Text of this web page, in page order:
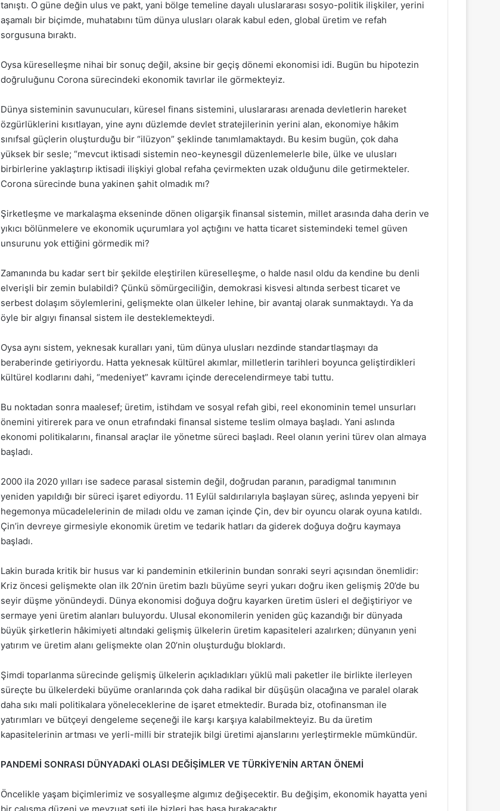
tanıştı. O güne değin ulus ve pakt, yani bölge temeline dayalı uluslararası sosyo-politik ilişkiler, yerini
aşamalı bir biçimde, muhatabını tüm dünya ulusları olarak kabul eden, global üretim ve refah
sorgusuna bıraktı.
Oysa küreselleşme nihai bir sonuç değil, aksine bir geçiş dönemi ekonomisi idi. Bugün bu hipotezin
doğruluğunu Corona sürecindeki ekonomik tavırlar ile görmekteyiz.
Dünya sisteminin savunucuları, küresel finans sistemini, uluslararası arenada devletlerin hareket
özgürlüklerini kısıtlayan, yine aynı düzlemde devlet stratejilerinin yerini alan, ekonomiye hâkim
sınıfsal güçlerin oluşturduğu bir “ilüzyon” şeklinde tanımlamaktaydı. Bu kesim bugün, çok daha
yüksek bir sesle; “mevcut iktisadi sistemin neo-keynesgil düzenlemelerle bile, ülke ve ulusları
birbirlerine yaklaştırıp iktisadi ilişkiyi global refaha çevirmekten uzak olduğunu dile getirmekteler.
Corona sürecinde buna yakinen şahit olmadık mı?
Şirketleşme ve markalaşma ekseninde dönen oligarşik finansal sistemin, millet arasında daha derin ve
yıkıcı bölünmelere ve ekonomik uçurumlara yol açtığını ve hatta ticaret sistemindeki temel güven
unsurunu yok ettiğini görmedik mi?
Zamanında bu kadar sert bir şekilde eleştirilen küreselleşme, o halde nasıl oldu da kendine bu denli
elverişli bir zemin bulabildi? Çünkü sömürgeciliğin, demokrasi kisvesi altında serbest ticaret ve
serbest dolaşım söylemlerini, gelişmekte olan ülkeler lehine, bir avantaj olarak sunmaktaydı. Ya da
öyle bir algıyı finansal sistem ile desteklemekteydi.
Oysa aynı sistem, yeknesak kuralları yani, tüm dünya ulusları nezdinde standartlaşmayı da
beraberinde getiriyordu. Hatta yeknesak kültürel akımlar, milletlerin tarihleri boyunca geliştirdikleri
kültürel kodlarını dahi, “medeniyet” kavramı içinde derecelendirmeye tabi tuttu.
Bu noktadan sonra maalesef; üretim, istihdam ve sosyal refah gibi, reel ekonominin temel unsurları
önemini yitirerek para ve onun etrafındaki finansal sisteme teslim olmaya başladı. Yani aslında
ekonomi politikalarını, finansal araçlar ile yönetme süreci başladı. Reel olanın yerini türev olan almaya
başladı.
2000 ila 2020 yılları ise sadece parasal sistemin değil, doğrudan paranın, paradigmal tanımının
yeniden yapıldığı bir süreci işaret ediyordu. 11 Eylül saldırılarıyla başlayan süreç, aslında yepyeni bir
hegemonya mücadelelerinin de miladı oldu ve zaman içinde Çin, dev bir oyuncu olarak oyuna katıldı.
Çin’in devreye girmesiyle ekonomik üretim ve tedarik hatları da giderek doğuya doğru kaymaya
başladı.
Lakin burada kritik bir husus var ki pandeminin etkilerinin bundan sonraki seyri açısından önemlidir:
Kriz öncesi gelişmekte olan ilk 20’nin üretim bazlı büyüme seyri yukarı doğru iken gelişmiş 20’de bu
seyir düşme yönündeydi. Dünya ekonomisi doğuya doğru kayarken üretim üsleri el değiştiriyor ve
sermaye yeni üretim alanları buluyordu. Ulusal ekonomilerin yeniden güç kazandığı bir dünyada
büyük şirketlerin hâkimiyeti altındaki gelişmiş ülkelerin üretim kapasiteleri azalırken; dünyanın yeni
yatırım ve üretim alanı gelişmekte olan 20’nin oluşturduğu bloklardı.
Şimdi toparlanma sürecinde gelişmiş ülkelerin açıkladıkları yüklü mali paketler ile birlikte ilerleyen
süreçte bu ülkelerdeki büyüme oranlarında çok daha radikal bir düşüşün olacağına ve paralel olarak
daha sıkı mali politikalara yöneleceklerine de işaret etmektedir. Burada biz, otofinansman ile
yatırımları ve bütçeyi dengeleme seçeneği ile karşı karşıya kalabilmekteyiz. Bu da üretim
kapasitelerinin artması ve yerli-milli bir stratejik bilgi üretimi ajanslarını yerleştirmekle mümkündür.
PANDEMİ SONRASI DÜNYADAKİ OLASI DEĞİŞİMLER VE TÜRKİYE’NİN ARTAN ÖNEMİ
Öncelikle yaşam biçimlerimiz ve sosyalleşme algımız değişecektir. Bu değişim, ekonomik hayatta yeni
bir çalışma düzeni ve mevzuat seti ile bizleri baş başa bırakacaktır.